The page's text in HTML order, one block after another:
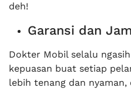
deh!
Garansi dan
Dokter Mobil selalu
kepuasan buat setiap
lebih tenang dan nyaman,